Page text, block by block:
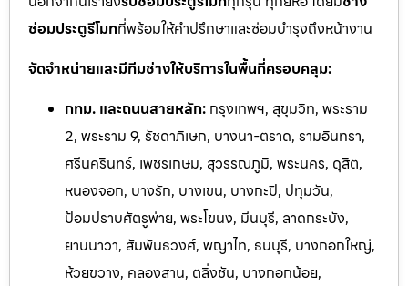
ซ่อมประตูรีโมทที่พร้อมให้คำปรึกษาและซ่อมบำรุงถึงหน้างาน
จัดจำหน่ายและมีทีมช่างให้บริการในพื้นที่ครอบคลุม:
กทม. และถนนสายหลัก: กรุงเทพฯ, สุขุมวิท, พระราม
2, พระราม 9, รัชดาภิเษก, บางนา-ตราด, รามอินทรา,
ศรีนครินทร์, เพชรเกษม, สุวรรณภูมิ, พระนคร, ดุสิต,
หนองจอก, บางรัก, บางเขน, บางกะปิ, ปทุมวัน,
ป้อมปราบศัตรูพ่าย, พระโขนง, มีนบุรี, ลาดกระบัง,
ยานนาวา, สัมพันธวงศ์, พญาไท, ธนบุรี, บางกอกใหญ่,
ห้วยขวาง, คลองสาน, ตลิ่งชัน, บางกอกน้อย,